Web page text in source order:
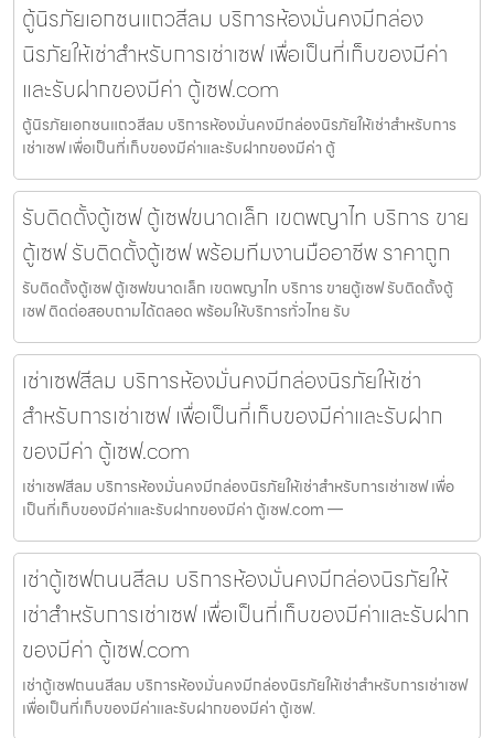
ตู้นิรภัยเอกชนแถวสีลม บริการห้องมั่นคงมีกล่อง
นิรภัยให้เช่าสำหรับการเช่าเซฟ เพื่อเป็นที่เก็บของมีค่า
และรับฝากของมีค่า ตู้เซฟ.com
ตู้นิรภัยเอกชนแถวสีลม บริการห้องมั่นคงมีกล่องนิรภัยให้เช่าสำหรับการ
เช่าเซฟ เพื่อเป็นที่เก็บของมีค่าและรับฝากของมีค่า ตู้
รับติดตั้งตู้เซฟ ตู้เซฟขนาดเล็ก เขตพญาไท บริการ ขาย
ตู้เซฟ รับติดตั้งตู้เซฟ พร้อมทีมงานมืออาชีพ ราคาถูก
รับติดตั้งตู้เซฟ ตู้เซฟขนาดเล็ก เขตพญาไท บริการ ขายตู้เซฟ รับติดตั้งตู้
เซฟ ติดต่อสอบถามได้ตลอด พร้อมให้บริการทั่วไทย รับ
เช่าเซฟสีลม บริการห้องมั่นคงมีกล่องนิรภัยให้เช่า
สำหรับการเช่าเซฟ เพื่อเป็นที่เก็บของมีค่าและรับฝาก
ของมีค่า ตู้เซฟ.com
เช่าเซฟสีลม บริการห้องมั่นคงมีกล่องนิรภัยให้เช่าสำหรับการเช่าเซฟ เพื่อ
เป็นที่เก็บของมีค่าและรับฝากของมีค่า ตู้เซฟ.com —
เช่าตู้เซฟถนนสีลม บริการห้องมั่นคงมีกล่องนิรภัยให้
เช่าสำหรับการเช่าเซฟ เพื่อเป็นที่เก็บของมีค่าและรับฝาก
ของมีค่า ตู้เซฟ.com
เช่าตู้เซฟถนนสีลม บริการห้องมั่นคงมีกล่องนิรภัยให้เช่าสำหรับการเช่าเซฟ
เพื่อเป็นที่เก็บของมีค่าและรับฝากของมีค่า ตู้เซฟ.